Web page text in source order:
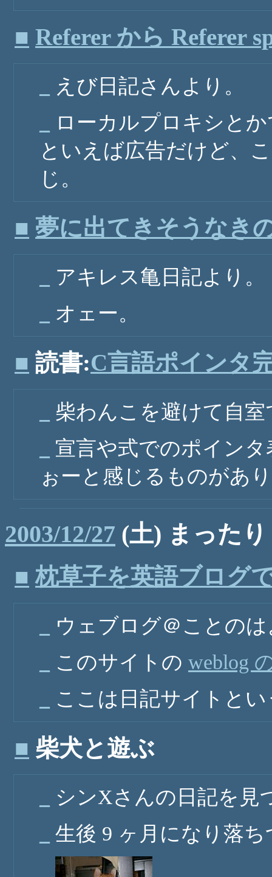
■ Referer から Referer
えび日記さんより。
ローカルプロキシと
といえば広告だけど、
じ。
■ 夢に出てきそうなき
アキレス亀日記より。
オェー。
■ 読書:C言語ポインタ
柴わんこを避けて自室
宣言や式でのポイン
ぉーと感じるものがあ
2003/12/27 (土) まったり
■ 枕草子を英語ブログ
ウェブログ＠ことの
このサイトの weblog
ここは日記サイトと
■ 柴犬と遊ぶ
シンXさんの日記を見
生後 9 ヶ月になり落